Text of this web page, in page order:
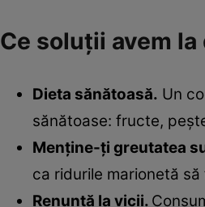
Ce soluţii avem
Dieta sănătoasă. Un
sănătoase: fructe,
Menţine-ţi greutatea
ca ridurile marionetă
Renunţă la vicii.